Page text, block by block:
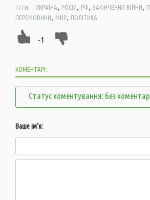
ТЕГИ: УКРАЇНА, РОСІЯ, РФ, ЗАКІНЧЕННЯ ВІЙНИ,
ПЕРЕМОВИНИ, МИР, ПОЛІТИКА
-1
КОМЕНТАРІ:
Статус коментування: без
Ваше ім'я: